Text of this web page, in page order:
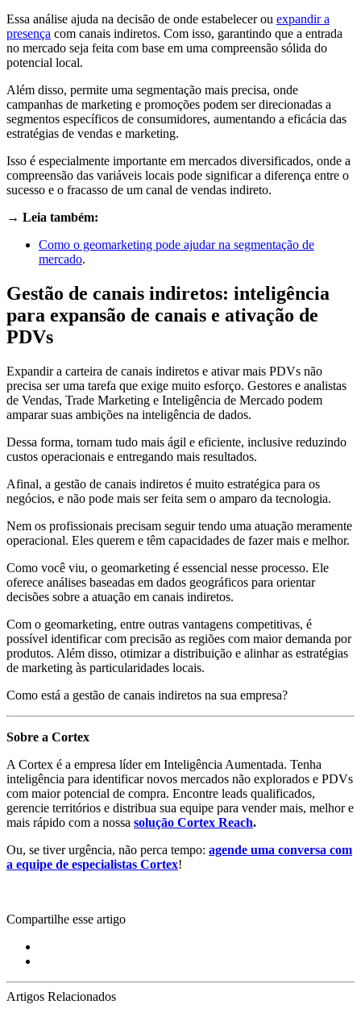
Essa análise ajuda na decisão de onde estabelecer ou expandir a
presença com canais indiretos. Com isso, garantindo que a entrada
no mercado seja feita com base em uma compreensão sólida do
potencial local.
Além disso, permite uma segmentação mais precisa, onde
campanhas de marketing e promoções podem ser direcionadas a
segmentos específicos de consumidores, aumentando a eficácia das
estratégias de vendas e marketing.
Isso é especialmente importante em mercados diversificados, onde a
compreensão das variáveis locais pode significar a diferença entre o
sucesso e o fracasso de um canal de vendas indireto.
→ Leia também:
Como o geomarketing pode ajudar na segmentação de
mercado.
Gestão de canais indiretos: inteligência
para expansão de canais e ativação de
PDVs
Expandir a carteira de canais indiretos e ativar mais PDVs não
precisa ser uma tarefa que exige muito esforço. Gestores e analistas
de Vendas, Trade Marketing e Inteligência de Mercado podem
amparar suas ambições na inteligência de dados.
Dessa forma, tornam tudo mais ágil e eficiente, inclusive reduzindo
custos operacionais e entregando mais resultados.
Afinal, a gestão de canais indiretos é muito estratégica para os
negócios, e não pode mais ser feita sem o amparo da tecnologia.
Nem os profissionais precisam seguir tendo uma atuação meramente
operacional. Eles querem e têm capacidades de fazer mais e melhor.
Como você viu, o geomarketing é essencial nesse processo. Ele
oferece análises baseadas em dados geográficos para orientar
decisões sobre a atuação em canais indiretos.
Com o geomarketing, entre outras vantagens competitivas, é
possível identificar com precisão as regiões com maior demanda por
produtos. Além disso, otimizar a distribuição e alinhar as estratégias
de marketing às particularidades locais.
Como está a gestão de canais indiretos na sua empresa?
Sobre a Cortex
A Cortex é a empresa líder em Inteligência Aumentada. Tenha
inteligência para identificar novos mercados não explorados e PDVs
com maior potencial de compra. Encontre leads qualificados,
gerencie territórios e distribua sua equipe para vender mais, melhor e
mais rápido com a nossa solução Cortex Reach.
Ou, se tiver urgência, não perca tempo: agende uma conversa com
a equipe de especialistas Cortex!
Compartilhe esse artigo
Artigos Relacionados